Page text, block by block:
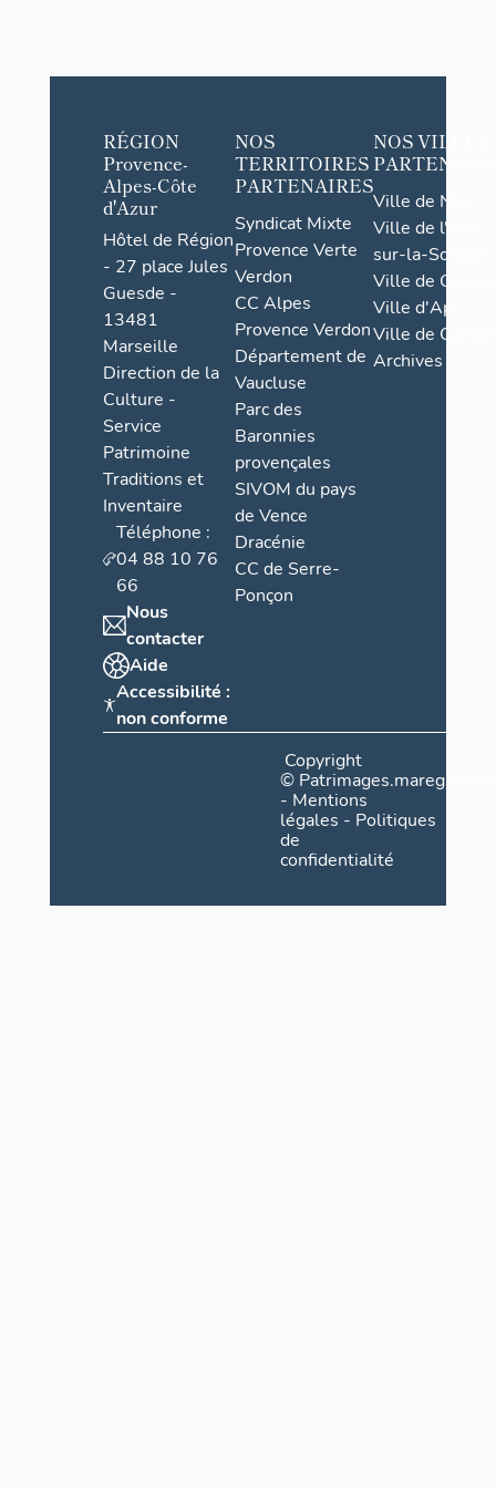
RÉGION
Provence-
Alpes-Côte
d'Azur
Hôtel de Région
- 27 place Jules
Guesde -
13481
Marseille
Direction de la
Culture -
Service
Patrimoine
Traditions et
Inventaire
Téléphone :
04 88 10 76
66
Nous
contacter
Aide
Accessibilité :
non conforme
NOS
TERRITOIRES
PARTENAIRES
Syndicat Mixte
Provence Verte
Verdon
CC Alpes
Provence Verdon
Département de
Vaucluse
Parc des
Baronnies
provençales
SIVOM du pays
de Vence
Dracénie
CC de Serre-
Ponçon
NOS VILLES
Ville de Nice
Ville de l'Isle-
sur-la-Sorgue
Ville de Grasse
Ville d'Apt
Ville de
Archives
Copyright
©
- Mentions
légales - Politiques
de
confidentialité